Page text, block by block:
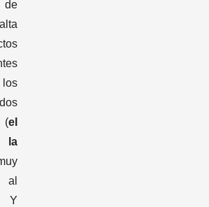
de
(el
la
Y